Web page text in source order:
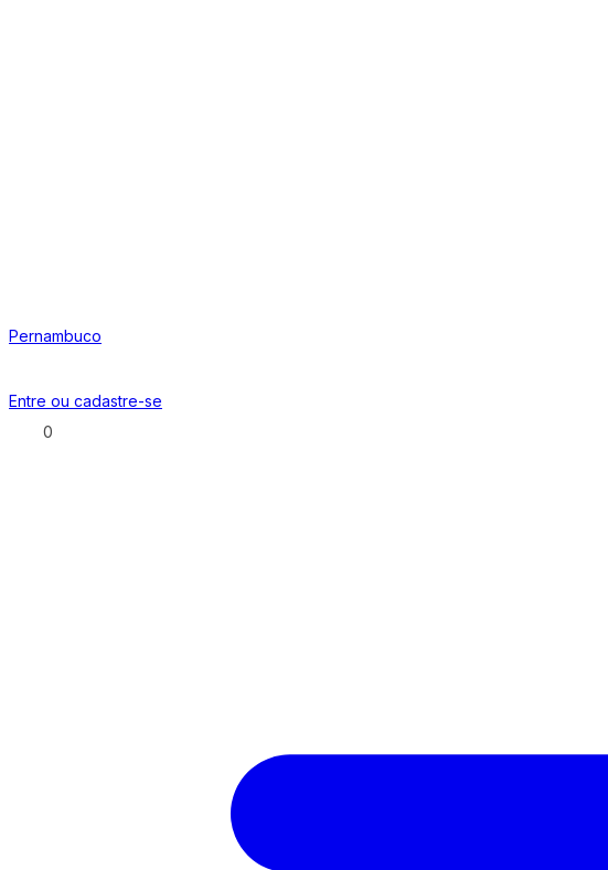
Pernambuco
Entre ou cadastre-se
0